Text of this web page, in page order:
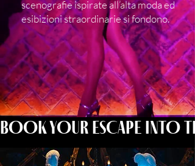
scenografie ispirate all’alta moda ed
esibizioni straordinarie si fondono.
BOOK YOUR ESCAPE INTO